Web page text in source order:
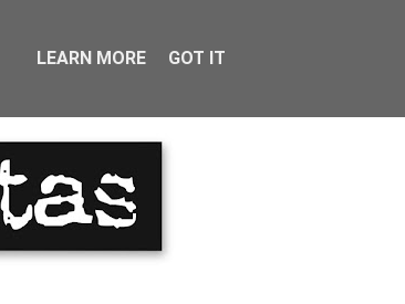
LEARN MORE GOT IT